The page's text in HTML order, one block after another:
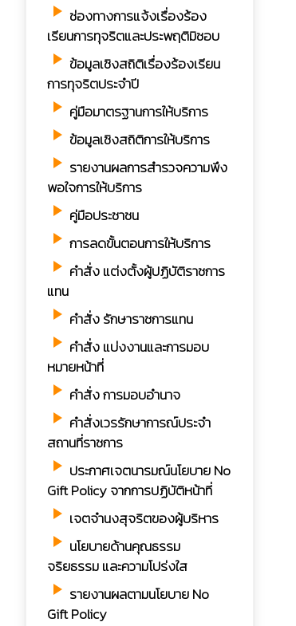
play_arrow ช่องทางการแจ้งเรื่องร้อง
เรียนการทุจริตและประพฤติมิชอบ
play_arrow ข้อมูลเชิงสถิติเรื่องร้องเรียน
การทุจริตประจำปี
play_arrow คู่มือมาตรฐานการให้บริการ
play_arrow ข้อมูลเชิงสถิติการให้บริการ
play_arrow รายงานผลการสำรวจความพึง
พอใจการให้บริการ
play_arrow คู่มือประชาชน
play_arrow การลดขั้นตอนการให้บริการ
play_arrow คำสั่ง แต่งตั้งผู้ปฏิบัติราชการ
แทน
play_arrow คำสั่ง รักษาราชการแทน
play_arrow คำสั่ง แบ่งงานและการมอบ
หมายหน้าที่
play_arrow คำสั่ง การมอบอำนาจ
play_arrow คำสั่งเวรรักษาการณ์ประจำ
สถานที่ราชการ
play_arrow ประกาศเจตนารมณ์นโยบาย No
Gift Policy จากการปฏิบัติหน้าที่
play_arrow เจตจำนงสุจริตของผู้บริหาร
play_arrow นโยบายด้านคุณธรรม
จริยธรรม และความโปร่งใส
play_arrow รายงานผลตามนโยบาย No
Gift Policy